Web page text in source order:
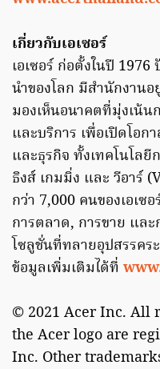
เกี่ยวกับเอเซอร์
เอเซอร์ ก่อตั้งในปี
นำของโลก มีสำนักงานอ
มองเห็นอนาคตที่มุ่งเน้
และบริการ เพื่อเปิดโอก
และธุรกิจ ทั้งเทคโนโลยี
ธิงส์ เกมมิ่ง และ วีอาร์
กว่า 7,000 คนของเอเซ
การตลาด, การขาย แ
โซลูชั่นที่ทลายอุปสรรคร
ข้อมูลเพิ่มเติมได้ที่
© 2021 Acer Inc. All
the Acer logo are
Inc. Other